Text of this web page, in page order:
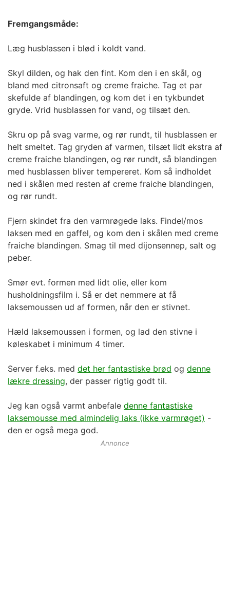
Fremgangsmåde:
Læg husblassen i blød i koldt vand.
Skyl dilden, og hak den fint. Kom den i en skål, og
bland med citronsaft og creme fraiche. Tag et par
skefulde af blandingen, og kom det i en tykbundet
gryde. Vrid husblassen for vand, og tilsæt den.
Skru op på svag varme, og rør rundt, til husblassen er
helt smeltet. Tag gryden af varmen, tilsæt lidt ekstra af
creme fraiche blandingen, og rør rundt, så blandingen
med husblassen bliver tempereret. Kom så indholdet
ned i skålen med resten af creme fraiche blandingen,
og rør rundt.
Fjern skindet fra den varmrøgede laks. Findel/mos
laksen med en gaffel, og kom den i skålen med creme
fraiche blandingen. Smag til med dijonsennep, salt og
peber.
Smør evt. formen med lidt olie, eller kom
husholdningsfilm i. Så er det nemmere at få
laksemoussen ud af formen, når den er stivnet.
Hæld laksemoussen i formen, og lad den stivne i
køleskabet i minimum 4 timer.
Server f.eks. med det her fantastiske brød og denne
lækre dressing, der passer rigtig godt til.
Jeg kan også varmt anbefale denne fantastiske
laksemousse med almindelig laks (ikke varmrøget) -
den er også mega god.
Annonce